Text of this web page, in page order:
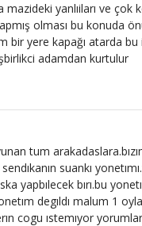
mazideki yanlıiları ve çok
olması bu konuda
bir yere kapağı atarda
adamdan kurtulur
tum
sendıkanın suankı
yapbılecek bırı.bu
degıldı malum 1 oyla
cogu ıstemıyor